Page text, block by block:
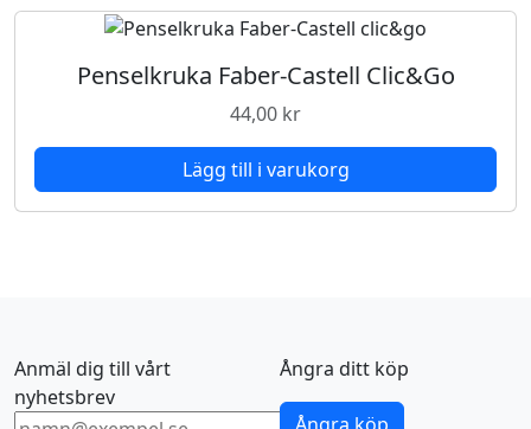
Penselkruka Faber-Castell Clic&Go
44,00 kr
Lägg till i varukorg
Anmäl dig till vårt
nyhetsbrev
Ångra ditt köp
Ångra köp